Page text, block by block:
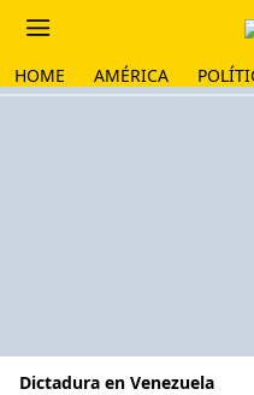
HOME AMÉRICA
Dictadura en Venezuela